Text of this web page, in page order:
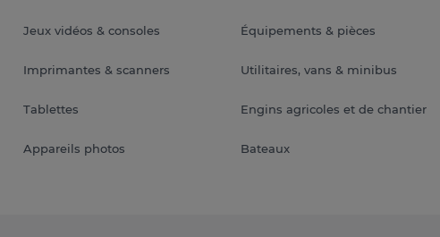
Jeux vidéos & consoles
Imprimantes & scanners
Tablettes
Appareils photos
Équipements & pièces
Utilitaires, vans & minibus
Engins agricoles et de chantier
Bateaux